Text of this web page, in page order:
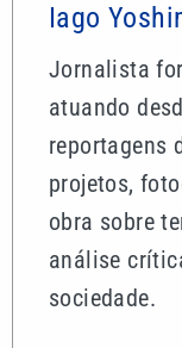
Iago
Jornalista
atuando
reportagens
projetos,
obra sobre
análise
sociedade.